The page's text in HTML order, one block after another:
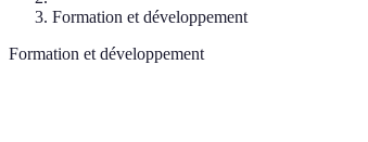
Formation et développement
Formation et développement